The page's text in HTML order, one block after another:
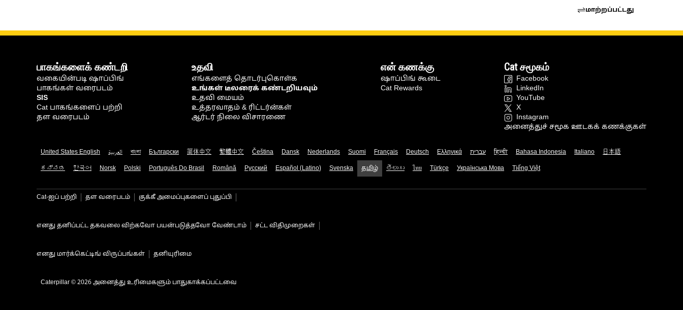
மாற்றப்பட்டது
பாகங்களைக் கண்டறி
வகையின்படி ஷாப்பிங்
பாகங்கள் வரைபடம்
SIS
Cat பாகங்களைப் பற்றி
தள வரைபடம்
உதவி
எங்களைத் தொடர்புகொள்க
உங்கள் டீலரைக் கண்டறியவும்
உதவி மையம்
உத்தரவாதம் & ரிட்டர்ன்கள்
ஆர்டர் நிலை விசாரணை
என் கணக்கு
ஷாப்பிங் கூடை
Cat Rewards
Cat சமூகம்
Facebook
LinkedIn
YouTube
X
Instagram
அனைத்துச் சமூக ஊடகக் கணக்குகள்
United States English العربية বাংলা Български 简体中文 繁體中文 Čeština Dansk Nederlands Suomi Français Deutsch Ελληνικά עברית हिन्दी Bahasa Indonesia Italiano 日本語
ಕನ್ನಡ 한국어 Norsk Polski Português Do Brasil Română Русский Español (Latino) Svenska தமிழ் తెలుగు ไทย Türkçe Українська Мова Tiếng Việt
Cat-ஐப் பற்றி தள வரைபடம் குக்கீ அமைப்புகளைப் புதுப்பி
எனது தனிப்பட்ட தகவலை விற்கவோ பயன்படுத்தவோ வேண்டாம் சட்ட விதிமுறைகள்
எனது மார்க்கெட்டிங் விருப்பங்கள் தனியுரிமை
Caterpillar © 2026 அனைத்து உரிமைகளும் பாதுகாக்கப்பட்டவை